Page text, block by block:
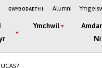
GWYBODAETH I: Alumni
Ymchwil
Ni